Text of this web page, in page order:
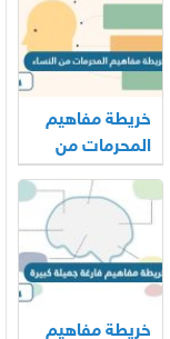
خريطة مفاهيم
المحرمات من
النساء
خريطة مفاهيم